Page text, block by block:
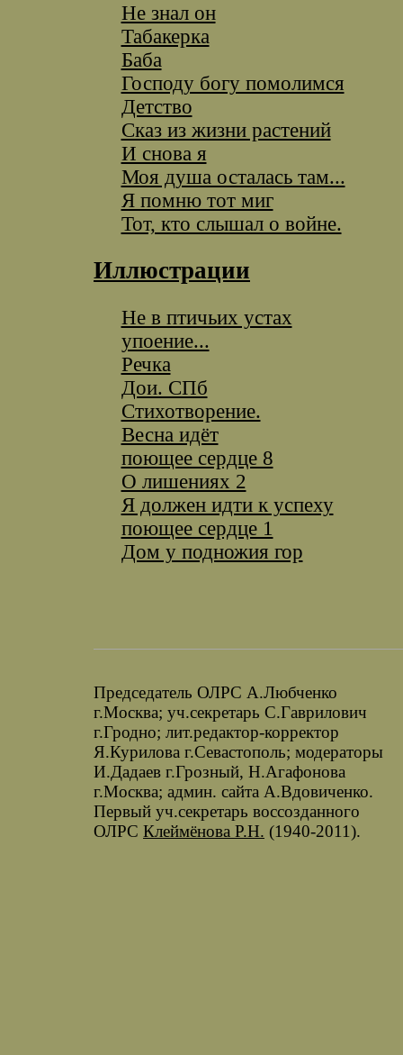
Не знал он
Табакерка
Баба
Господу богу помолимся
Детство
Сказ из жизни растений
И снова я
Моя душа осталась там...
Я помню тот миг
Тот, кто слышал о войне.
Иллюстрации
Не в птичьих устах
упоение...
Речка
Дои. СПб
Стихотворение.
Весна идёт
поющее сердце 8
O лишениях 2
Я должен идти к успеху
поющее сердце 1
Дом у подножия гор
Председатель ОЛРС А.Любченко
г.Москва; уч.секретарь С.Гаврилович
г.Гродно; лит.редактор-корректор
Я.Курилова г.Севастополь; модераторы
И.Дадаев г.Грозный, Н.Агафонова
г.Москва; админ. сайта А.Вдовиченко.
Первый уч.секретарь воссозданного
ОЛРС Клеймёнова Р.Н. (1940-2011).